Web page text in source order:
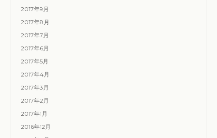
2017年9月
2017年8月
2017年7月
2017年6月
2017年5月
2017年4月
2017年3月
2017年2月
2017年1月
2016年12月